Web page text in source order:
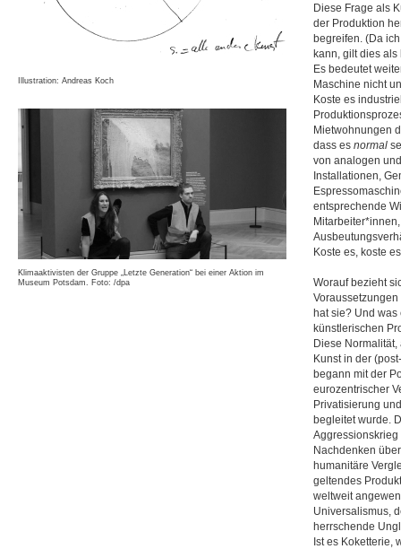
Diese Frage als
der Produktion
begreifen. (Da
kann, gilt dies
Es bedeutet
Maschine nicht
Koste es
Mietwohnungen
dass es normal
von analogen
Installationen,
entsprechende
Koste es, koste
Worauf bezieht
hat sie? Und
künstlerischen
Diese
Kunst in der
begann mit der
eurozentrischer
Privatisierung
begleitet wurde.
Nachdenken
humanitäre
geltendes
weltweit
Universalismus,
herrschende
Ist es
Illustration: Andreas Koch
Klimaaktivisten der Gruppe „Letzte Generation“ bei einer Aktion im
Museum Potsdam. Foto: /dpa